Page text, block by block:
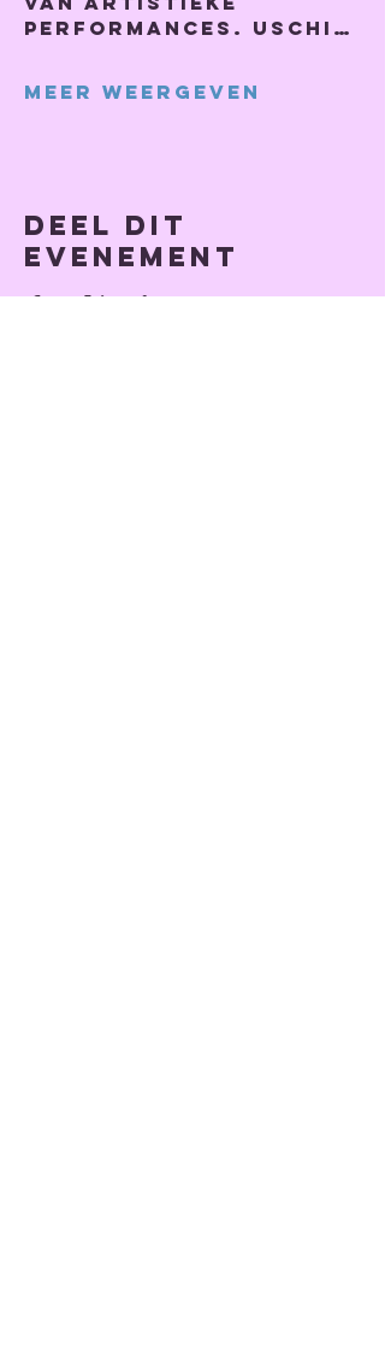
performances. Uschi…
Meer weergeven
Deel dit
evenement